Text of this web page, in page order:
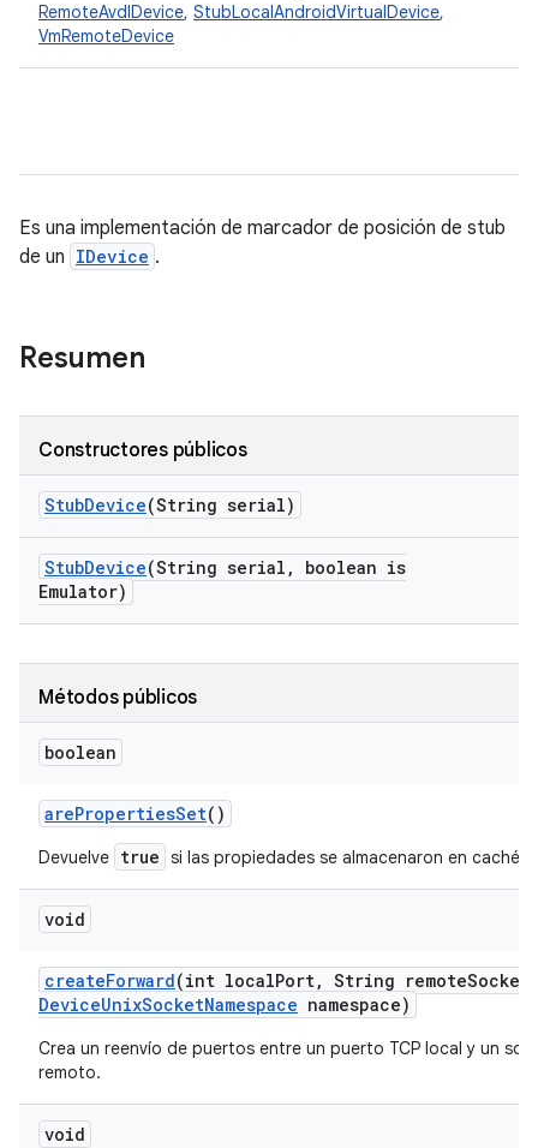
RemoteAvdIDevice, StubLocalAndroidVirtualDevice,
VmRemoteDevice
Es una implementación de marcador de posición de stub
de un IDevice .
Resumen
Constructores públicos
StubDevice(String serial)
StubDevice(String serial ,
boolean is
Emulator)
Métodos públicos
boolean
arePropertiesSet()
Devuelve true si las propiedades se almacenaron en caché.
void
createForward(int localPort, String remoteSocket
DeviceUnixSocketNamespace namespace)
Crea un reenvío de puertos entre un puerto TCP local y un
remoto.
void